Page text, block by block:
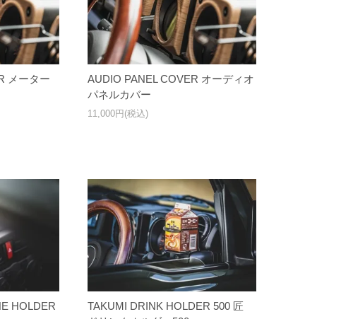
メーター
AUDIO PANEL COVER オーディオ
パネルカバー
11,000円(税込)
HOLDER
TAKUMI DRINK HOLDER 500 匠